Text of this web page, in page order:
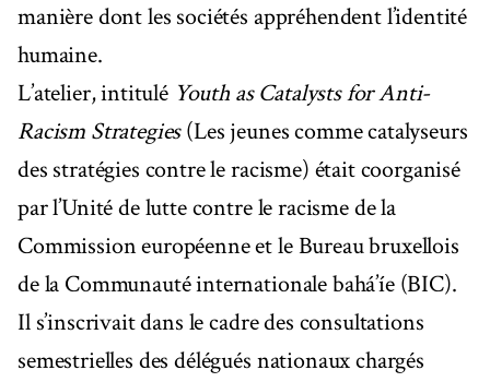
manière dont les sociétés appréhendent l’identité
humaine.
L’atelier, intitulé Youth as Catalysts for Anti-
Racism Strategies(Les jeunes comme catalyseurs
des stratégies contre le racisme) était coorganisé
par l’Unité de lutte contre le racisme de la
Commission européenne et le Bureau bruxellois
de la Communauté internationale bahá’íe (BIC).
Il s’inscrivait dans le cadre des consultations
semestrielles des délégués nationaux chargés